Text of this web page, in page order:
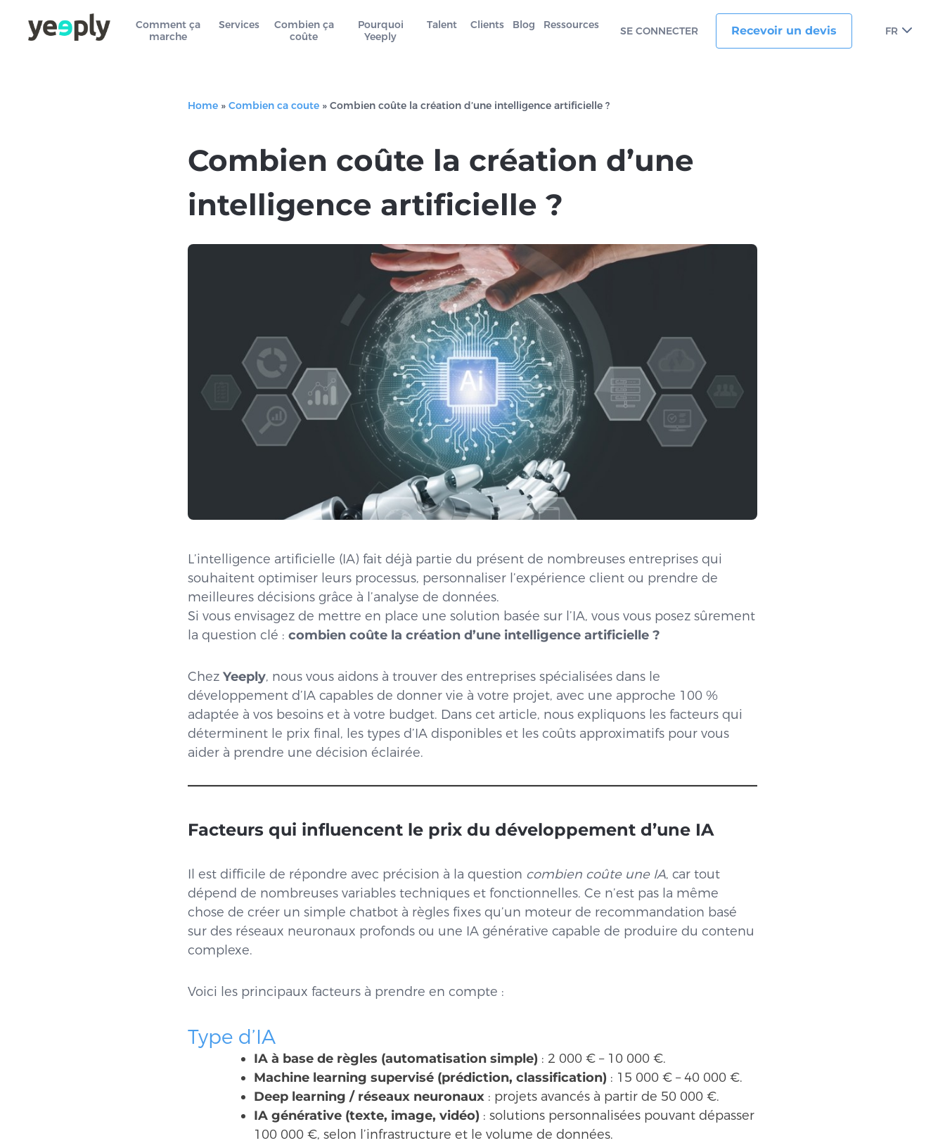
Comment ça
marche
Services
Combien ça
coûte
Pourquoi
Yeeply
Talent Clients Blog Ressources SE CONNECTER Recevoir un devis FR
Home » Combien ca coute » Combien coûte la création d’une intelligence artificielle ?
Combien coûte la création d’une
intelligence artificielle ?
L’intelligence artificielle (IA) fait déjà partie du présent de nombreuses entreprises qui
souhaitent optimiser leurs processus, personnaliser l’expérience client ou prendre de
meilleures décisions grâce à l’analyse de données.
Si vous envisagez de mettre en place une solution basée sur l’IA, vous vous posez sûrement
la question clé : combien coûte la création d’une intelligence artificielle ?
Chez Yeeply, nous vous aidons à trouver des entreprises spécialisées dans le
développement d’IA capables de donner vie à votre projet, avec une approche 100 %
adaptée à vos besoins et à votre budget. Dans cet article, nous expliquons les facteurs qui
déterminent le prix final, les types d’IA disponibles et les coûts approximatifs pour vous
aider à prendre une décision éclairée.
Facteurs qui influencent le prix du développement d’une IA
Il est difficile de répondre avec précision à la question combien coûte une IA, car tout
dépend de nombreuses variables techniques et fonctionnelles. Ce n’est pas la même
chose de créer un simple chatbot à règles fixes qu’un moteur de recommandation basé
sur des réseaux neuronaux profonds ou une IA générative capable de produire du contenu
complexe.
Voici les principaux facteurs à prendre en compte :
Type d’IA
IA à base de règles (automatisation simple) : 2 000 € – 10 000 €.
Machine learning supervisé (prédiction, classification) : 15 000 € – 40 000 €.
Deep learning / réseaux neuronaux : projets avancés à partir de 50 000 €.
IA générative (texte, image, vidéo) : solutions personnalisées pouvant dépasser
100 000 €, selon l’infrastructure et le volume de données.